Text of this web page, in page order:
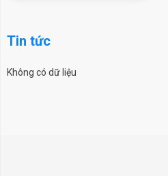
Tin tức
Không có dữ liệu